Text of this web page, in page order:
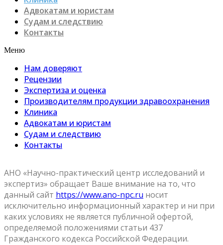
Адвокатам и юристам
Судам и следствию
Контакты
Меню
Нам доверяют
Рецензии
Экспертиза и оценка
Производителям продукции здравоохранения
Клиника
Адвокатам и юристам
Судам и следствию
Контакты
АНО «Научно-практический центр исследований и
экспертиз» обращает Ваше внимание на то, что
данный сайт https://www.ano-npc.ru носит
исключительно информационный характер и ни при
каких условиях не является публичной офертой,
определяемой положениями статьи 437
Гражданского кодекса Российской Федерации.